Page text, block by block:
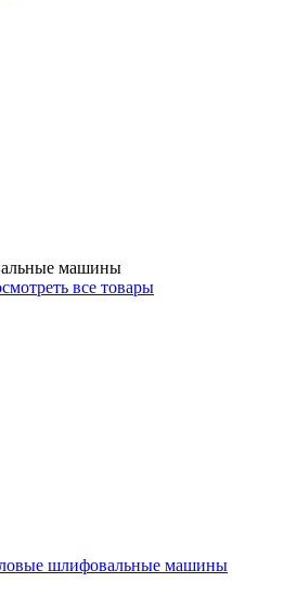
машины
все товары
шлифовальные машины